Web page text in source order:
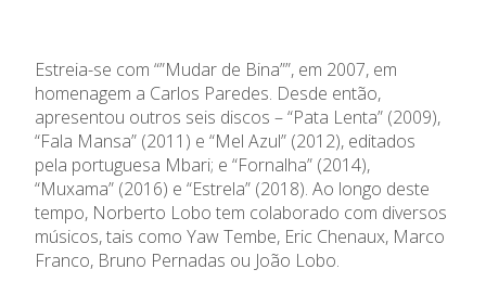
Estreia-se com “”Mudar de Bina””, em 2007, em
homenagem a Carlos Paredes. Desde então,
apresentou outros seis discos – “Pata Lenta” (2009),
“Fala Mansa” (2011) e “Mel Azul” (2012), editados
pela portuguesa Mbari; e “Fornalha” (2014),
“Muxama” (2016) e “Estrela” (2018). Ao longo deste
tempo, Norberto Lobo tem colaborado com diversos
músicos, tais como Yaw Tembe, Eric Chenaux, Marco
Franco, Bruno Pernadas ou João Lobo.